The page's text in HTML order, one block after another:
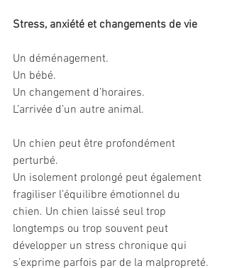
Stress, anxiété et changements de vie
Un déménagement.
Un bébé.
Un changement d’horaires.
L’arrivée d’un autre animal.
Un chien peut être profondément
perturbé.
Un isolement prolongé peut également
fragiliser l’équilibre émotionnel du
chien. Un chien laissé seul trop
longtemps ou trop souvent peut
développer un stress chronique qui
s’exprime parfois par de la malpropreté.